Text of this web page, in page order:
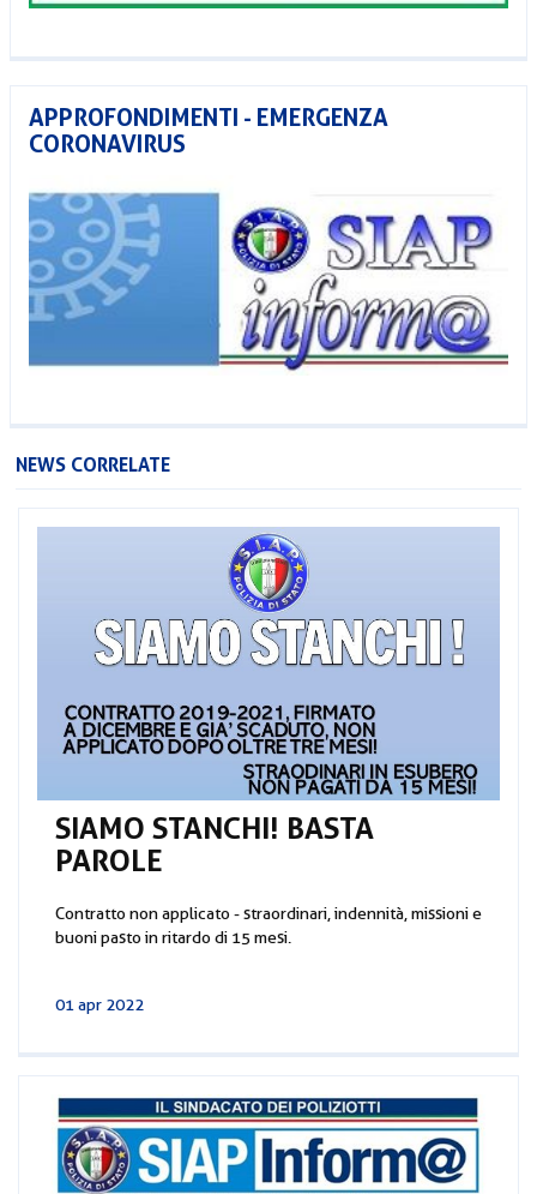
APPROFONDIMENTI - EMERGENZA
CORONAVIRUS
NEWS CORRELATE
SIAMO STANCHI! BASTA
PAROLE
Contratto non applicato - straordinari, indennità, missioni e
buoni pasto in ritardo di 15 mesi.
01 apr 2022